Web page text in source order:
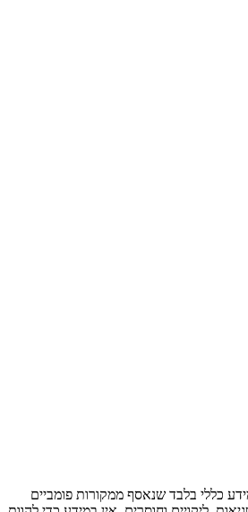
כללי בלבד שנאסף ממקורות פומביים